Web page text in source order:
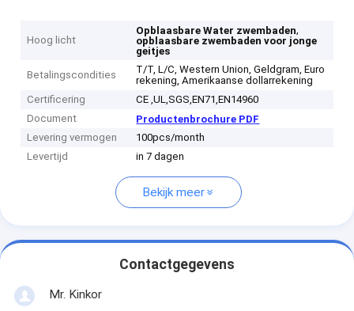
Hoog licht
Opblaasbare Water zwembaden,
opblaasbare zwembaden voor jonge
geitjes
Betalingscondities
T/T, L/C, Western Union, Geldgram, Euro
rekening, Amerikaanse dollarrekening
Certificering
CE ,UL,SGS,EN71,EN14960
Document
Productenbrochure PDF
Levering vermogen
100pcs/month
Levertijd
in 7 dagen
Bekijk meer
Contactgegevens
Mr. Kinkor